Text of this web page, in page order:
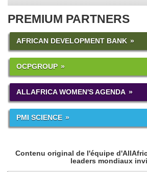
PREMIUM PARTNERS
AFRICAN DEVELOPMENT BANK
OCPGROUP
ALLAFRICA WOMEN'S AGENDA
PMI SCIENCE
Contenu original de l'équipe
leaders mondiaux